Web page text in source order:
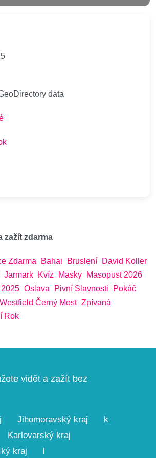
data
zažít zdarma
Zdarma Bahai Bruslení
David Koller
Jarmark Kvíz Masky
Masopust 2026
Oslava Pivní Slavnosti
Pokáč
Westfield Černý Most Zpívaná
Rok
vidět a zažít bez
Jihomoravský kraj
k
Karlovarský kraj
kraj